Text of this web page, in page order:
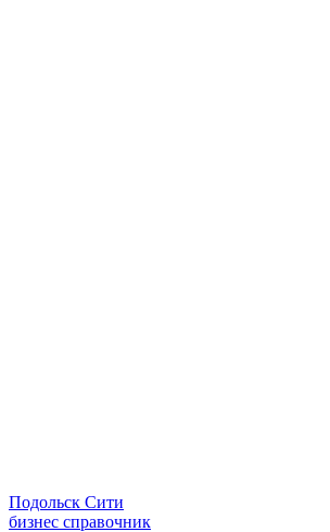
Подольск Сити
бизнес справочник